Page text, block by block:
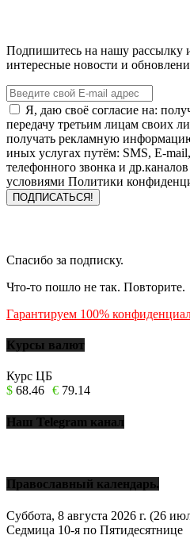
Подпишитесь на нашу рассылку
интересные новости и
Я, даю своё согласие на:
передачу третьим лицам своих
получать рекламную
иных услугах путём: SMS, E-
телефонного звонка и
условиями Политики
Спасибо за подписку.
Что-то пошло не так. Повторите.
Гарантируем 100%
Курсы валют
Курс ЦБ
$ 68.46 € 79.14
Наш Telegram канал
Православный календарь.
Суббота, 8 августа 2026 г. (26
Седмица 10-я по Пятидесятнице